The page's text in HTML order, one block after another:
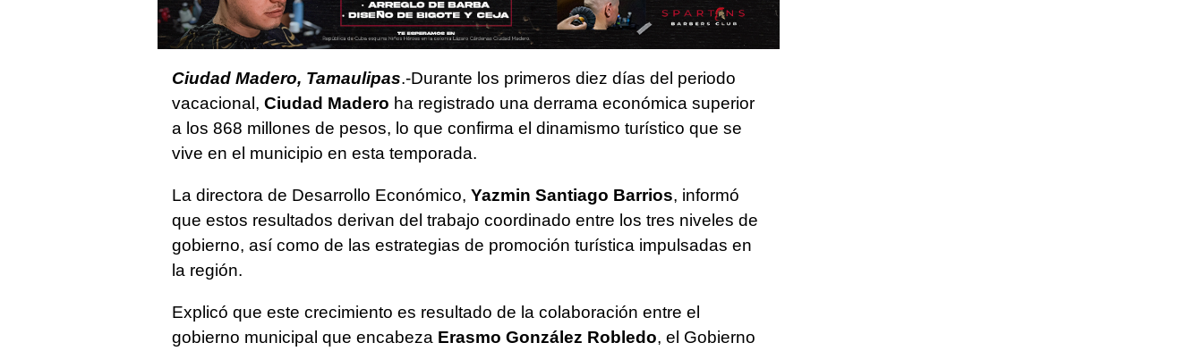
Ciudad Madero, Tamaulipas.-Durante los primeros diez días del periodo
vacacional, Ciudad Madero ha registrado una derrama económica superior
a los 868 millones de pesos, lo que confirma el dinamismo turístico que se
vive en el municipio en esta temporada.
La directora de Desarrollo Económico, Yazmin Santiago Barrios, informó
que estos resultados derivan del trabajo coordinado entre los tres niveles de
gobierno, así como de las estrategias de promoción turística impulsadas en
la región.
Explicó que este crecimiento es resultado de la colaboración entre el
gobierno municipal que encabeza Erasmo González Robledo, el Gobierno